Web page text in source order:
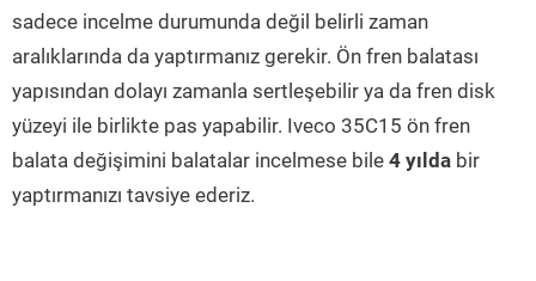
sadece incelme durumunda değil belirli zaman
aralıklarında da yaptırmanız gerekir. Ön fren balatası
yapısından dolayı zamanla sertleşebilir ya da fren disk
yüzeyi ile birlikte pas yapabilir. Iveco 35C15 ön fren
balata değişimini balatalar incelmese bile 4 yılda bir
yaptırmanızı tavsiye ederiz.